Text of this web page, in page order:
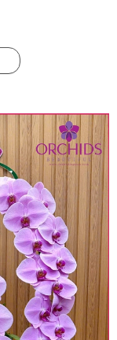
giá trị gia
nội thành,
cầu khách
cửa hàng
tận nơi, mỗi
vào chi
giá có thể sẽ
Khách
động hỏi lại
động báo giá
thể.